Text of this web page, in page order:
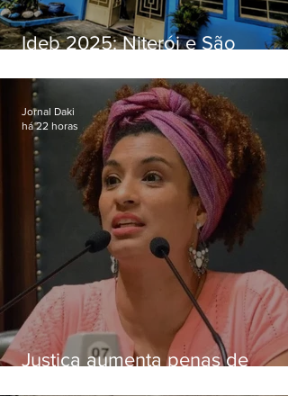
Ideb 2025: Niterói e São
distintos no ensino médio; veja
Justiça aumenta penas de
Jornal Daki
há 22 horas